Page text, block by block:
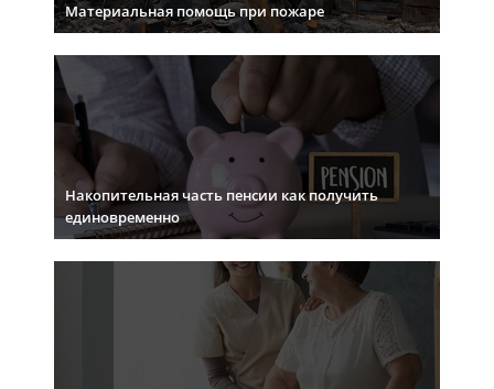
Материальная помощь при пожаре
Накопительная часть пенсии как получить
единовременно